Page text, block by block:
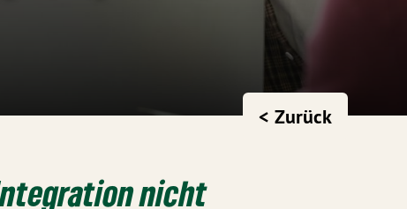
< Zurück
nicht